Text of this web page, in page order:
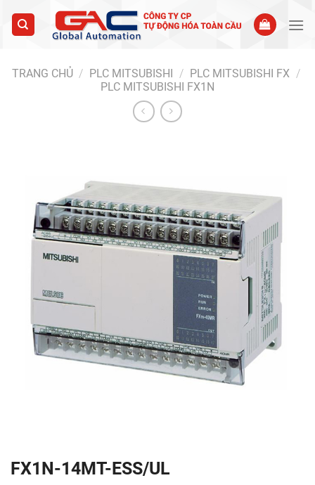
TRANG CHỦ / PLC MITSUBISHI / PLC MITSUBISHI FX /
PLC MITSUBISHI FX1N
FX1N-14MT-ESS/UL